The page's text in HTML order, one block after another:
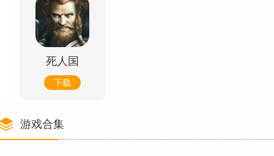
死人国
下载
游戏合集